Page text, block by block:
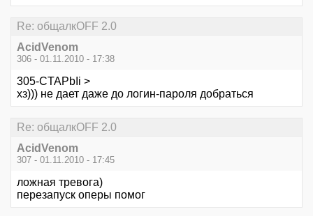
Re: общалкOFF 2.0
AcidVenom
306 - 01.11.2010 - 17:38
305-CTAPbIi >
хз))) не дает даже до логин-пароля добраться
Re: общалкOFF 2.0
AcidVenom
307 - 01.11.2010 - 17:45
ложная тревога)
перезапуск оперы помог